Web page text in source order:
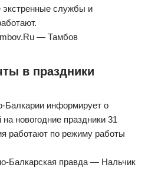
экстренные службы и
— Тамбов
в праздники
Балкарии информирует о
новогодние праздники 31
работают по режиму работы
Балкарская правда — Нальчик